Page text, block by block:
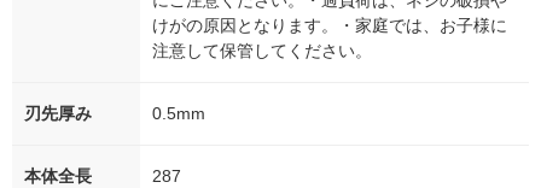
けがの原因となります。・家庭では、お子様に
注意して保管してください。
刃先厚み 0.5mm
本体全長
287